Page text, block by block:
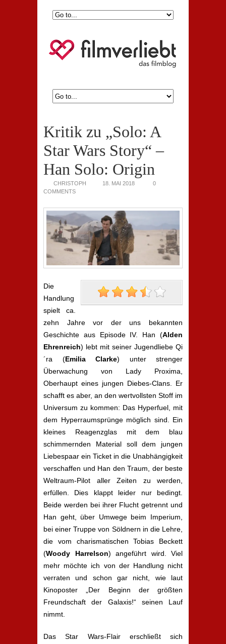
Kritik zu „Solo: A
Star Wars Story“ –
Han Solo: Origin
CHRISTOPH 18. MAI 2018
0
COMMENTS
Die
Handlung
spielt ca.
zehn Jahre vor der uns bekannten
Geschichte aus Episode IV. Han (Alden
Ehrenreich) lebt mit seiner Jugendliebe Qi
´ra (Emilia Clarke) unter strenger
Überwachung von Lady Proxima,
Oberhaupt eines jungen Diebes-Clans. Er
schafft es aber, an den wertvollsten Stoff im
Universum zu kommen: Das Hyperfuel, mit
dem Hyperraumsprünge möglich sind. Ein
kleines Reagenzglas mit dem blau
schimmernden Material soll dem jungen
Liebespaar ein Ticket in die Unabhängigkeit
verschaffen und Han den Traum, der beste
Weltraum-Pilot aller Zeiten zu werden,
erfüllen. Dies klappt leider nur bedingt.
Beide werden bei ihrer Flucht getrennt und
Han geht, über Umwege beim Imperium,
bei einer Truppe von Söldnern in die Lehre,
die vom charismatischen Tobias Beckett
(Woody Harrelson) angeführt wird. Viel
mehr möchte ich von der Handlung nicht
verraten und schon gar nicht, wie laut
Kinoposter „Der Beginn der größten
Freundschaft der Galaxis!“ seinen Lauf
nimmt.
Das Star Wars-Flair erschließt sich